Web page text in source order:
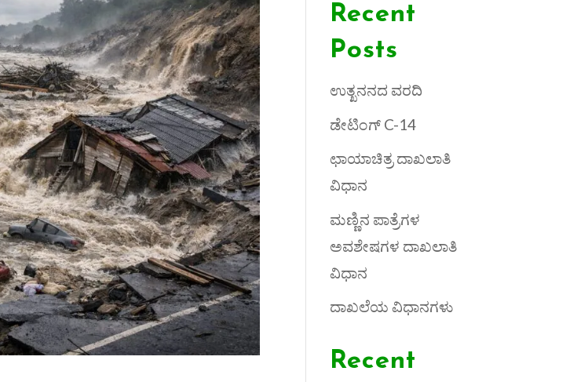
Recent
Posts
ಉತ್ಖನನದ ವರದಿ
ಡೇಟಿಂಗ್ C-14
ಛಾಯಾಚಿತ್ರ ದಾಖಲಾತಿ
ವಿಧಾನ
ಮಣ್ಣಿನ ಪಾತ್ರೆಗಳ
ಅವಶೇಷಗಳ ದಾಖಲಾತಿ
ವಿಧಾನ
ದಾಖಲೆಯ ವಿಧಾನಗಳು
Recent